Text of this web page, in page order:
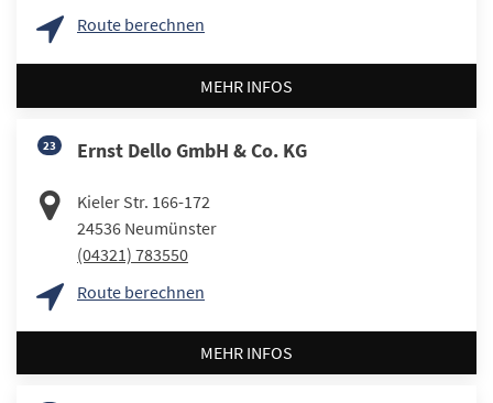
Route berechnen
MEHR INFOS
23 Ernst Dello GmbH & Co. KG
Kieler Str. 166-172
24536 Neumünster
(04321) 783550
Route berechnen
MEHR INFOS